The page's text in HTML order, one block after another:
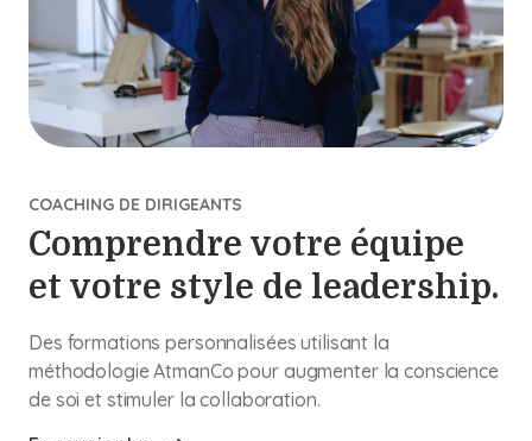
COACHING DE DIRIGEANTS
Comprendre votre équipe
et votre style de leadership.
Des formations personnalisées utilisant la
méthodologie AtmanCo pour augmenter la conscience
de soi et stimuler la collaboration.